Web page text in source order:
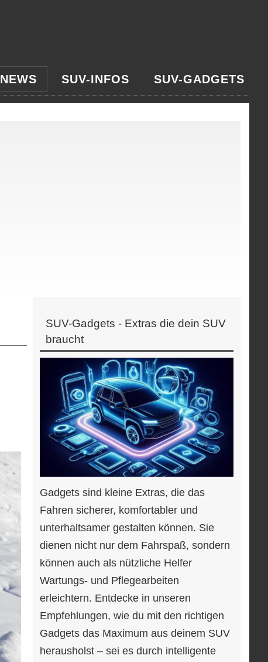
NEWS SUV-INFOS SUV-GADGETS
SUV-Gadgets - Extras die dein SUV
braucht
Gadgets sind kleine Extras, die das
Fahren sicherer, komfortabler und
unterhaltsamer gestalten können. Sie
dienen nicht nur dem Fahrspaß, sondern
können auch als nützliche Helfer
Wartungs- und Pflegearbeiten
erleichtern. Entdecke in unseren
Empfehlungen, wie du mit den richtigen
Gadgets das Maximum aus deinem SUV
herausholst – sei es durch intelligente